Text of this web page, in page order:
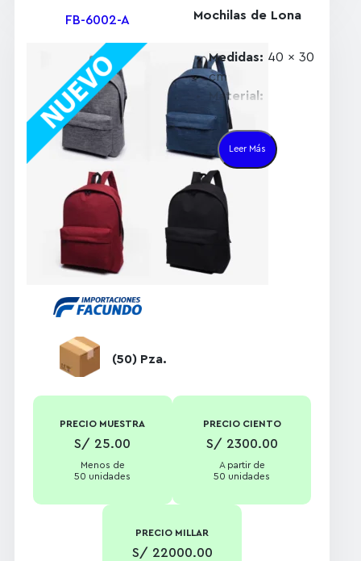
FB-6002-A
(50) Pza.
Mochilas de Lona
Medidas: 40 x 30
cm
Material:
Poliéster 230T
Colores
disponibles:
Rojo, Negro, Gris
Presentación:
Individual en
bolsa de plástico
transparente
Leer Más
PRECIO MUESTRA
S/ 25.00
Menos de
50 unidades
PRECIO CIENTO
S/ 2300.00
A partir de
50 unidades
PRECIO MILLAR
S/ 22000.00